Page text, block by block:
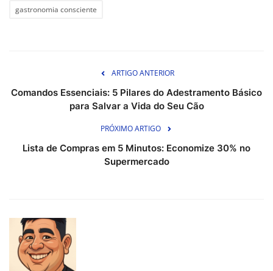
gastronomia consciente
ARTIGO ANTERIOR
Comandos Essenciais: 5 Pilares do Adestramento Básico
para Salvar a Vida do Seu Cão
PRÓXIMO ARTIGO
Lista de Compras em 5 Minutos: Economize 30% no
Supermercado